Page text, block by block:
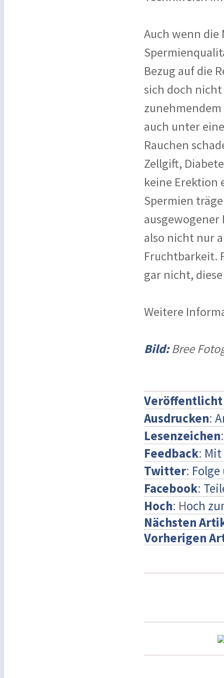
Auch wenn die
Bezug auf die
sich doch
auch unter
Rauchen
Zellgift,
keine Erektion
Spermien
also nicht nur
Fruchtbarkeit.
gar nicht,
Weitere
Bild:Bree
Veröffentlicht
Ausdrucken:
Lesenzeichen
Feedback:
Twitter:
Facebook:
Hoch: Hoch
Nächsten
Vorherigen